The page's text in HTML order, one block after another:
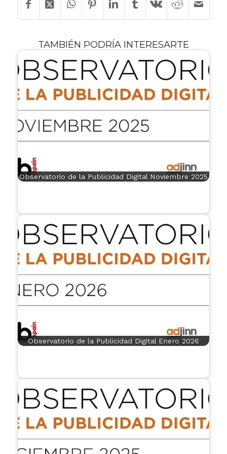
TAMBIÉN PODRÍA INTERESARTE
Observatorio de la Publicidad Digital Noviembre 2025
Observatorio de la Publicidad Digital Enero 2026